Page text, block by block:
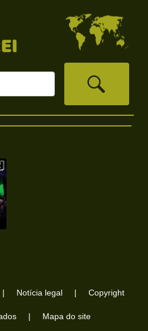
| Notícia legal | Copyright
| Mapa do site